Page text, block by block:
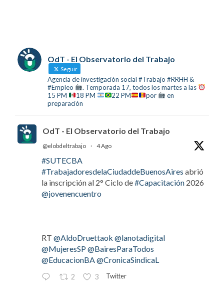
OdT - El Observatorio del Trabajo
Seguir
Agencia de investigación social #Trabajo #RRHH &
#Empleo
. Temporada 17, todos los martes a las
15 PM
18 PM 22 PM por
en
preparación
OdT - El Observatorio del Trabajo
@elobdeltrabajo · 4 Ago
#SUTECBA
#TrabajadoresdelaCiudaddeBuenosAires abrió
la inscripción al 2° Ciclo de#Capacitación 2026
@jovenencuentro
RT @AldoDruettaok @lanotadigital
@MujeresSP@BairesParaTodos
@EducacionBA@CronicaSindicaL
2 3 Twitter